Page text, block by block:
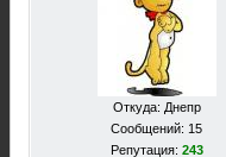
Откуда: Днепр
Сообщений: 15
Репутация: 243